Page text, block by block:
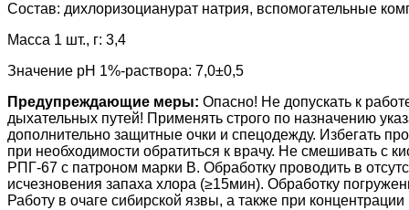
Состав: дихлоризоцианурат натрия, вспомогательные
Масса 1 шт., г: 3,4
Значение pH 1%-раствора: 7,0±0,5
Предупреждающие меры: Опасно! Не допускать к
дыхательных путей! Применять строго по назначению
дополнительно защитные очки и спецодежду. Избегать
при необходимости обратиться к врачу. Не смешивать с
РПГ-67 с патроном марки В. Обработку проводить в
исчезновения запаха хлора (≥15мин). Обработку
Работу в очаге сибирской язвы, а также при